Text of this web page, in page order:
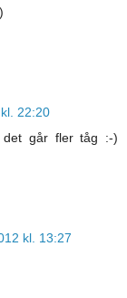
22:20
går fler tåg :-)
kl. 13:27